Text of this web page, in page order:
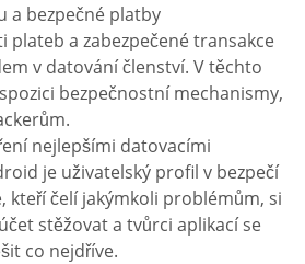
a bezpečné platby
plateb a zabezpečené transakce
v datování členství. V těchto
bezpečnostní mechanismy,
nejlepšími datovacími
je uživatelský profil v bezpečí
kteří čelí jakýmkoli problémům, si
stěžovat a tvůrci aplikací se
co nejdříve.